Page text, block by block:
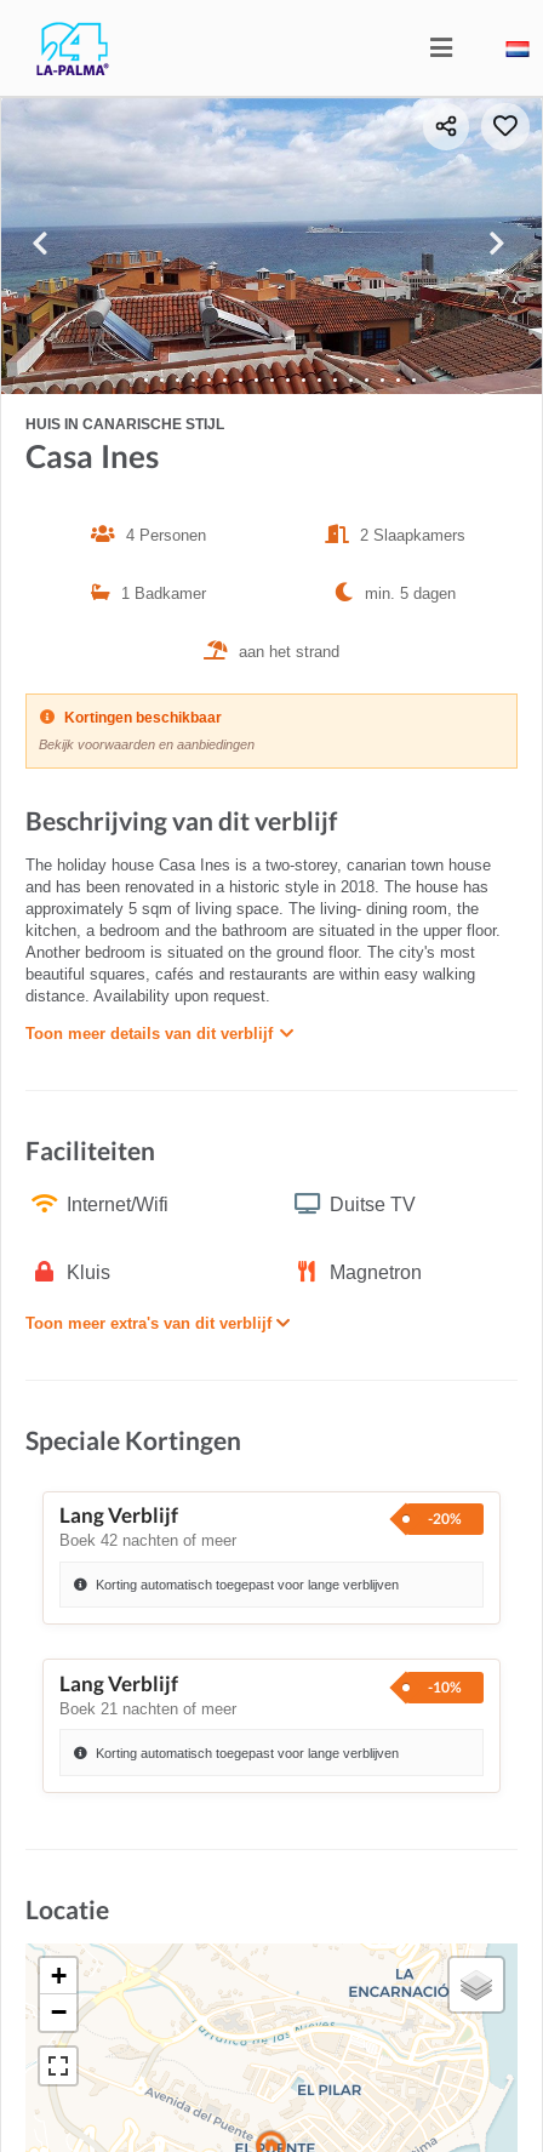
HUIS IN CANARISCHE STIJL
Casa Ines
4 Personen 2 Slaapkamers
1 Badkamer min. 5 dagen
aan het strand
Kortingen beschikbaar
Bekijk voorwaarden en aanbiedingen
Beschrijving van dit verblijf
The holiday house Casa Ines is a two-storey, canarian town house
and has been renovated in a historic style in 2018. The house has
approximately 5 sqm of living space. The living- dining room, the
kitchen, a bedroom and the bathroom are situated in the upper floor.
Another bedroom is situated on the ground floor. The city's most
beautiful squares, cafés and restaurants are within easy walking
distance. Availability upon request.
Toon meer details van dit verblijf
Faciliteiten
Internet/Wifi Duitse TV
Kluis Magnetron
Toon meer extra's van dit verblijf
Speciale Kortingen
Lang Verblijf
-20%
Boek 42 nachten of meer
Korting automatisch toegepast voor lange verblijven
Lang Verblijf
-10%
Boek 21 nachten of meer
Korting automatisch toegepast voor lange verblijven
Locatie
+
−